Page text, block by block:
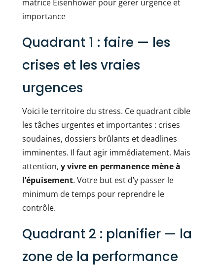
Quadrant 1 : faire — les
crises et les vraies
urgences
Voici le territoire du stress. Ce quadrant cible
les tâches urgentes et importantes : crises
soudaines, dossiers brûlants et deadlines
imminentes. Il faut agir immédiatement. Mais
attention, y vivre en permanence mène à
l’épuisement. Votre but est d’y passer le
minimum de temps pour reprendre le
contrôle.
Quadrant 2 : planifier — la
zone de la performance